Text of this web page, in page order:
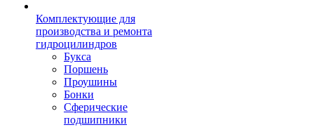
Комплектующие для
производства и ремонта
гидроцилиндров
Букса
Поршень
Проушины
Бонки
Сферические
подшипники